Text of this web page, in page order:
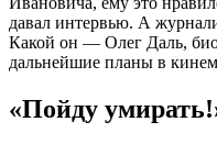
давал интервью. А
Какой он — Олег Даль,
дальнейшие планы в
«Пойду